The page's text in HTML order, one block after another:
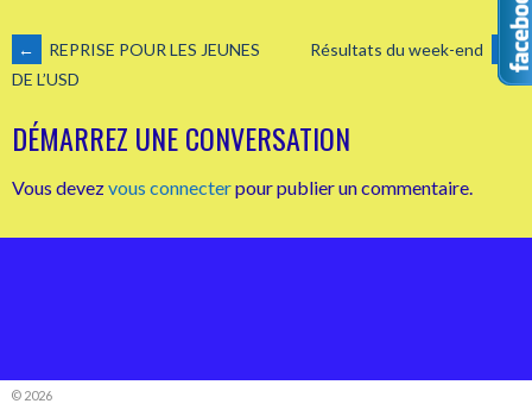
NAVIGATION
DES
ARTICLES
←
REPRISE POUR LES JEUNES
DE L’USD
Résultats du week-end
DÉMARREZ UNE CONVERSATION
Vous devezvous connecterpour publier un commentaire.
© 2026